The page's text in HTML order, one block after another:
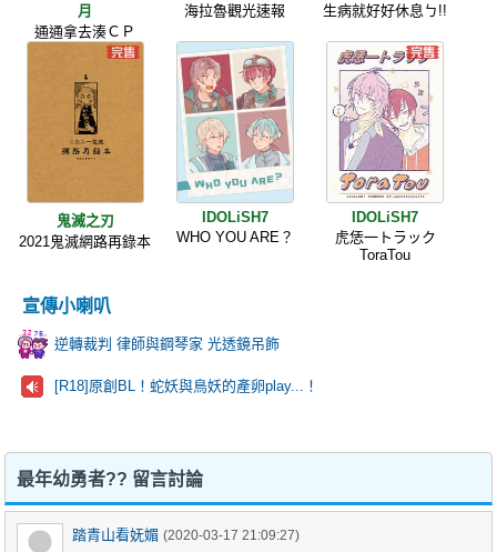
月
通通拿去湊ＣＰ
海拉魯觀光速報
生病就好好休息ㄅ!!
鬼滅之刃
2021鬼滅網路再錄本
IDOLiSH7
WHO YOU ARE？
IDOLiSH7
虎恁一トラック
ToraTou
宣傳小喇叭
逆轉裁判 律師與鋼琴家 光透鏡吊飾
[R18]原創BL！蛇妖與鳥妖的產卵play...！
最年幼勇者?? 留言討論
踏青山看妩媚 (2020-03-17 21:09:27)